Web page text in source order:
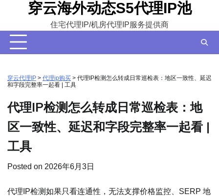
content
穿云海外动态S5代理IP池
住宅代理IP/机房代理IP服务提供商
穿云代理IP > 代理ip购买 > 代理IP检测怎么转成日常巡检表：地区一致性、延迟
和字段完整率一起看 | 工具
代理IP检测怎么转成日常巡检表：地
区一致性、延迟和字段完整率一起看 |
工具
Posted on 2026年6月3日
代理IP检测如果只看连通性，无法支撑价格监控、SERP 地